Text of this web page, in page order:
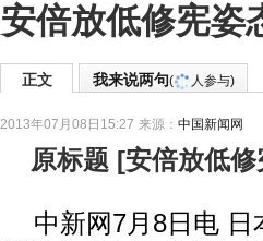
安倍放低修宪姿
正文 我来说两句( 人参与)
2013年07月08日15:27 来源： 中国新闻网
原标题 [安倍放低
中新网7月8日电 日